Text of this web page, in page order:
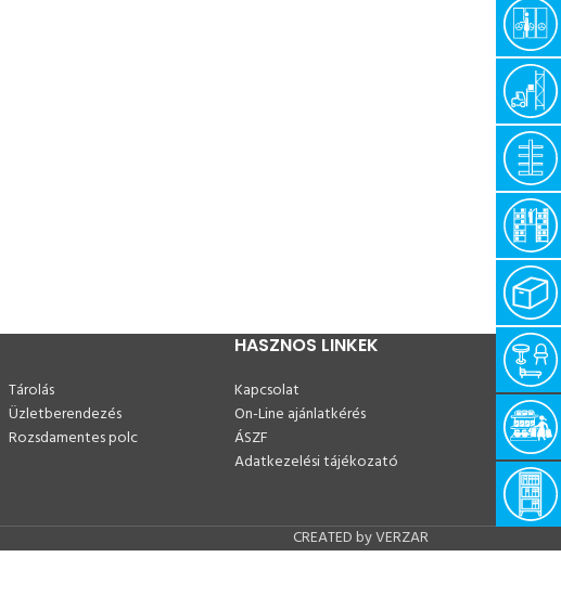
Tárolás
Üzletberendezés
Rozsdamentes polc
HASZNOS LINKEK
Kapcsolat
On-Line ajánlatkérés
ÁSZF
Adatkezelési tájékozató
CREATED by VERZAR